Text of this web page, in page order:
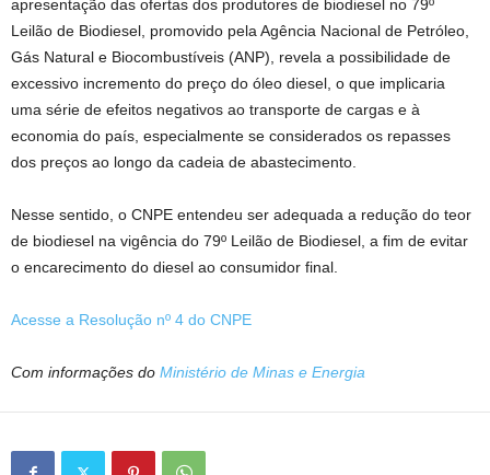
apresentação das ofertas dos produtores de biodiesel no 79º
Leilão de Biodiesel, promovido pela Agência Nacional de Petróleo,
Gás Natural e Biocombustíveis (ANP), revela a possibilidade de
excessivo incremento do preço do óleo diesel, o que implicaria
uma série de efeitos negativos ao transporte de cargas e à
economia do país, especialmente se considerados os repasses
dos preços ao longo da cadeia de abastecimento.
Nesse sentido, o CNPE entendeu ser adequada a redução do teor
de biodiesel na vigência do 79º Leilão de Biodiesel, a fim de evitar
o encarecimento do diesel ao consumidor final.
Acesse a Resolução nº 4 do CNPE
Com informações do Ministério de Minas e Energia